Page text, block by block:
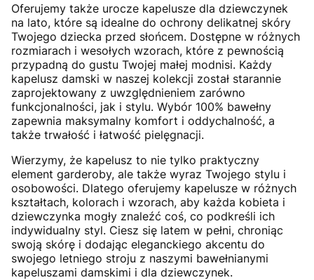
Oferujemy także urocze kapelusze dla dziewczynek
na lato, które są idealne do ochrony delikatnej skóry
Twojego dziecka przed słońcem. Dostępne w różnych
rozmiarach i wesołych wzorach, które z pewnością
przypadną do gustu Twojej małej modnisi. Każdy
kapelusz damski w naszej kolekcji został starannie
zaprojektowany z uwzględnieniem zarówno
funkcjonalności, jak i stylu. Wybór 100% bawełny
zapewnia maksymalny komfort i oddychalność, a
także trwałość i łatwość pielęgnacji.
Wierzymy, że kapelusz to nie tylko praktyczny
element garderoby, ale także wyraz Twojego stylu i
osobowości. Dlatego oferujemy kapelusze w różnych
kształtach, kolorach i wzorach, aby każda kobieta i
dziewczynka mogły znaleźć coś, co podkreśli ich
indywidualny styl. Ciesz się latem w pełni, chroniąc
swoją skórę i dodając eleganckiego akcentu do
swojego letniego stroju z naszymi bawełnianymi
kapeluszami damskimi i dla dziewczynek.